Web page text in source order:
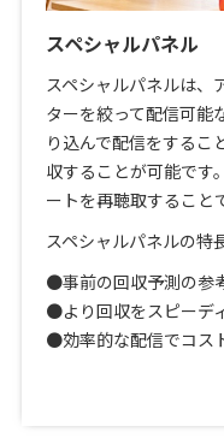
スペシャルパネル
スペシャルパネルは、
ターを絞って配信可能
り込んで配信をするこ
収することが可能です
ートを再聴取すること
スペシャルパネルの特
●事前の回収予測の参
●より回収をスピーデ
●効率的な配信でコス